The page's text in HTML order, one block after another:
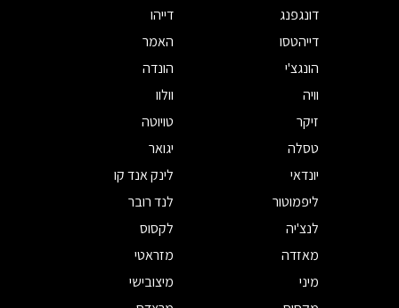
דונגפנג
דייהו
דייהטסו
האמר
הונגצ'י
הונדה
וויה
וולוו
זיקר
טויוטה
טסלה
יגואר
יונדאי
לינק אנד קו
ליפמוטור
לנד רובר
לנצ'יה
לקסוס
מאזדה
מזראטי
מיני
מיצובישי